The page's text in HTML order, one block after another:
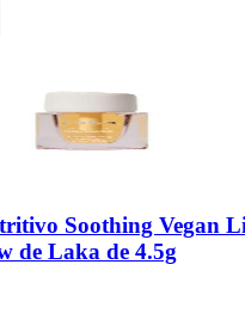
Soothing Vegan
de Laka de 4.5g